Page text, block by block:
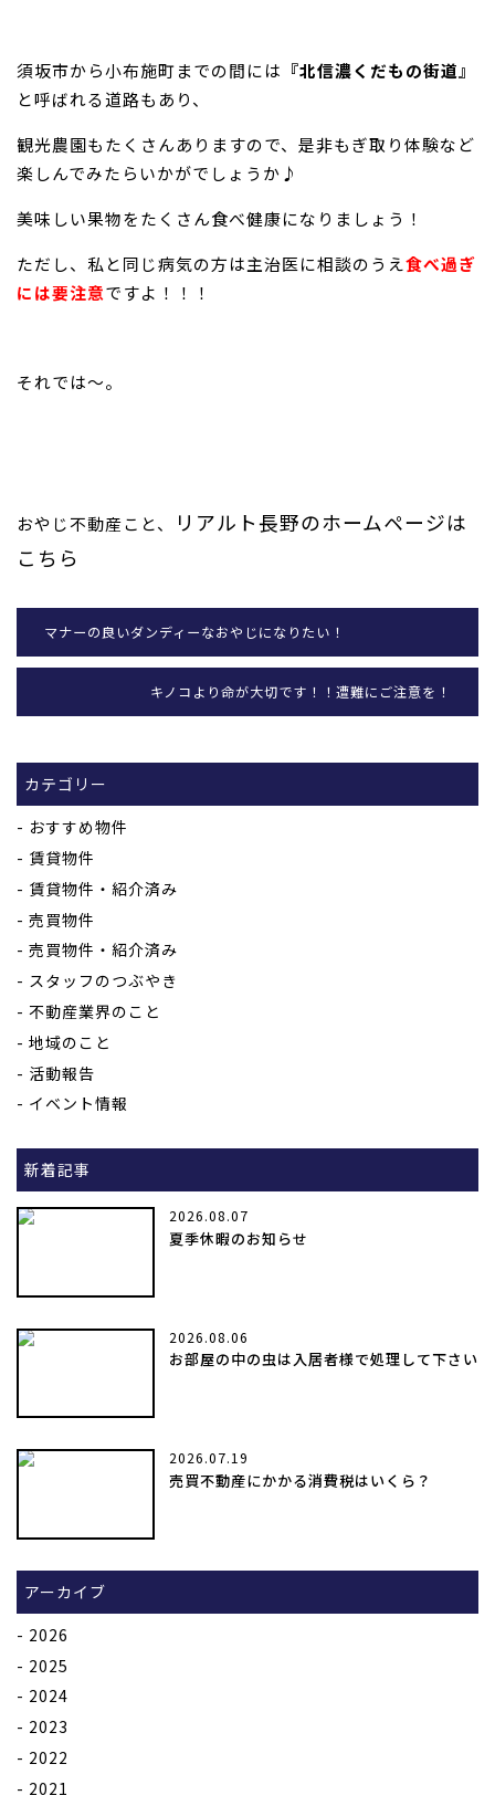
須坂市から小布施町までの間には 『北信濃くだもの街道』
と呼ばれる道路もあり、
観光農園もたくさんありますので、是非もぎ取り体験など
楽しんでみたらいかがでしょうか♪
美味しい果物をたくさん食べ健康になりましょう！
ただし、私と同じ病気の方は主治医に相談のうえ食べ過ぎ
には要注意ですよ！！！
それでは～。
おやじ不動産こと、
リアルト長野のホームページは
こちら
マナーの良いダンディーなおやじになりたい！
キノコより命が大切です！！遭難にご注意を！
カテゴリー
おすすめ物件
賃貸物件
賃貸物件・紹介済み
売買物件
売買物件・紹介済み
スタッフのつぶやき
不動産業界のこと
地域のこと
活動報告
イベント情報
新着記事
2026.08.07
夏季休暇のお知らせ
2026.08.06
お部屋の中の虫は入居者様で処理して下さい
2026.07.19
売買不動産にかかる消費税はいくら？
アーカイブ
2026
2025
2024
2023
2022
2021